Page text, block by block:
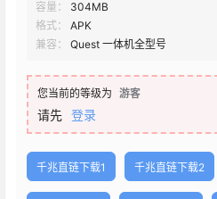
容量：
304MB
格式：
APK
兼容：
Quest 一体机全型号
您当前的等级为 游客
请先 登录
千兆直链下载1 千兆直链下载2